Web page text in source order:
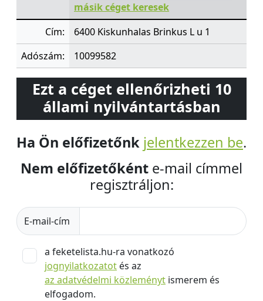
másik céget keresek
Cím:
6400 Kiskunhalas Brinkus L u 1
Adószám:
10099582
Ezt a céget ellenőrizheti 10
állami nyilvántartásban
Ha Ön előfizetőnk jelentkezzen be.
Nem előfizetőként e-mail címmel
regisztráljon:
E-mail-cím
a feketelista.hu-ra vonatkozó
jognyilatkozatot és az
az adatvédelmi közleményt ismerem és
elfogadom.